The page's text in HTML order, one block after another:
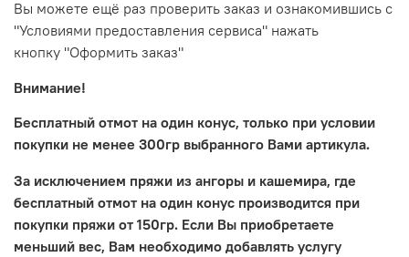
Вы можете ещё раз проверить заказ и ознакомившись с
"Условиями предоставления сервиса" нажать
кнопку "Оформить заказ"
Внимание!
Бесплатный отмот на один конус, только при условии
покупки не менее 300гр выбранного Вами артикула.
За исключением пряжи из ангоры и кашемира, где
бесплатный отмот на один конус производится при
покупки пряжи от 150гр. Если Вы приобретаете
меньший вес, Вам необходимо добавлять услугу